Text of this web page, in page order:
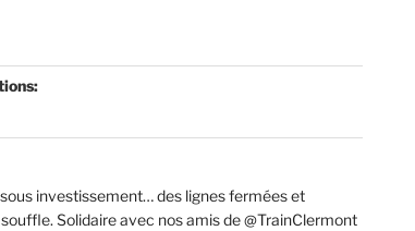
investissement… des lignes fermées et
Solidaire avec nos amis de @TrainClermont